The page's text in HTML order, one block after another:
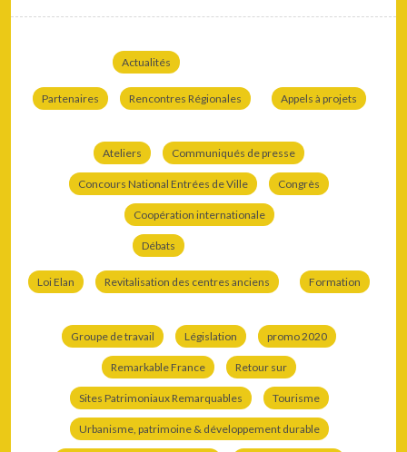
Actualités
Partenaires Rencontres Régionales Appels à projets
Ateliers Communiqués de presse
Concours National Entrées de Ville Congrès
Coopération internationale
Débats
Loi Elan Revitalisation des centres anciens Formation
Groupe de travail Législation promo 2020
Remarkable France Retour sur
Sites Patrimoniaux Remarquables Tourisme
Urbanisme, patrimoine & développement durable